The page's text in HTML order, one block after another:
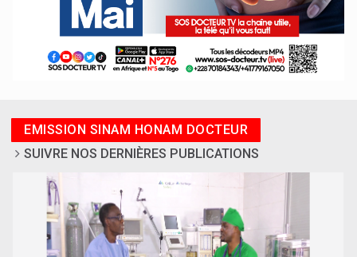
EMISSION SINAM HONAM DOCTEUR
SUIVRE NOS DERNIÈRES PUBLICATIONS